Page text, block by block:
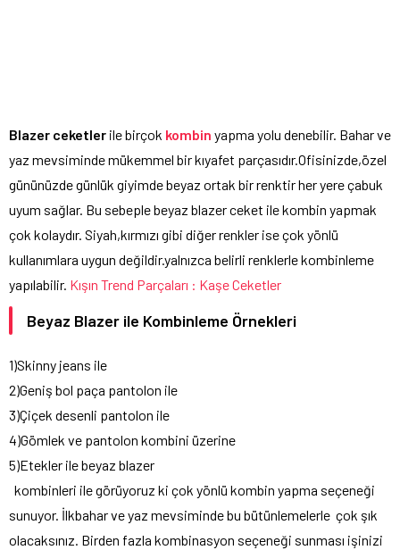
Blazer ceketler ile birçok kombin yapma yolu denebilir. Bahar ve
yaz mevsiminde mükemmel bir kıyafet parçasıdır.Ofisinizde,özel
gününüzde günlük giyimde beyaz ortak bir renktir her yere çabuk
uyum sağlar. Bu sebeple beyaz blazer ceket ile kombin yapmak
çok kolaydır. Siyah,kırmızı gibi diğer renkler ise çok yönlü
kullanımlara uygun değildir.yalnızca belirli renklerle kombinleme
yapılabilir. Kışın Trend Parçaları : Kaşe Ceketler
Beyaz Blazer ile Kombinleme Örnekleri
1)Skinny jeans ile
2)Geniş bol paça pantolon ile
3)Çiçek desenli pantolon ile
4)Gömlek ve pantolon kombini üzerine
5)Etekler ile beyaz blazer
kombinleri ile görüyoruz ki çok yönlü kombin yapma seçeneği
sunuyor. İlkbahar ve yaz mevsiminde bu bütünlemelerle çok şık
olacaksınız. Birden fazla kombinasyon seçeneği sunması işinizi